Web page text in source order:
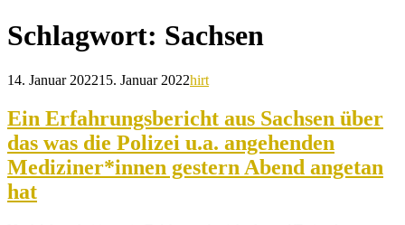
Schlagwort: Sachsen
14. Januar 202215. Januar 2022hirt
Ein Erfahrungsbericht aus Sachsen über
das was die Polizei u.a. angehenden
Mediziner*innen gestern Abend angetan
hat